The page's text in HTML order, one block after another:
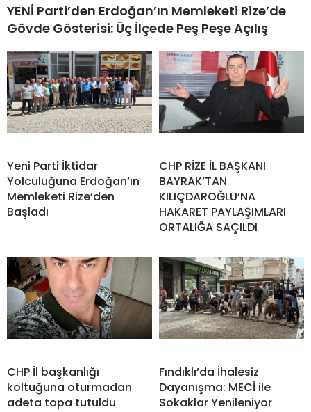
YENİ Parti’den Erdoğan’ın Memleketi Rize’de
Gövde Gösterisi: Üç İlçede Peş Peşe Açılış
Yeni Parti İktidar
Yolculuğuna Erdoğan’ın
Memleketi Rize’den
Başladı
CHP RİZE İL BAŞKANI
BAYRAK’TAN
KILIÇDAROĞLU’NA
HAKARET PAYLAŞIMLARI
ORTALIĞA SAÇILDI
CHP İl başkanlığı
koltuğuna oturmadan
adeta topa tutuldu
Fındıklı’da İhalesiz
Dayanışma: MECİ ile
Sokaklar Yenileniyor